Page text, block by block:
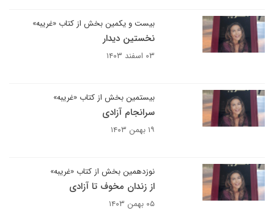
بیست و یکمین بخش از کتاب «غریبه»
نخستین دیدار
۰۳ اسفند ۱۴۰۳
بیستمین بخش از کتاب «غریبه»
سرانجام آزادی
۱۹ بهمن ۱۴۰۳
نوزدهمین بخش از کتاب «غریبه»
از زندان مخوف تا آزادی
۰۵ بهمن ۱۴۰۳